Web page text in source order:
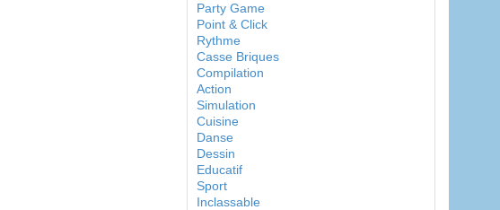
Party Game
Point & Click
Rythme
Casse Briques
Compilation
Action
Simulation
Cuisine
Danse
Dessin
Educatif
Sport
Inclassable